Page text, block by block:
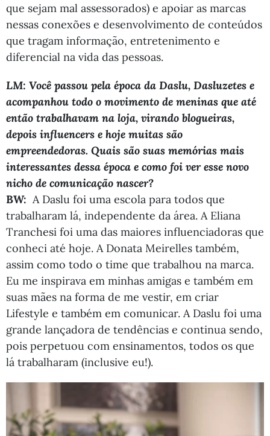
que sejam mal assessorados) e apoiar as marcas
nessas conexões e desenvolvimento de conteúdos
que tragam informação, entretenimento e
diferencial na vida das pessoas.
LM: Você passou pela época da Daslu, Dasluzetes e
acompanhou todo o movimento de meninas que até
então trabalhavam na loja, virando blogueiras,
depois influencers e hoje muitas são
empreendedoras. Quais são suas memórias mais
interessantes dessa época e como foi ver esse novo
nicho de comunicação nascer?
BW: A Daslu foi uma escola para todos que
trabalharam lá, independente da área. A Eliana
Tranchesi foi uma das maiores influenciadoras que
conheci até hoje. A Donata Meirelles também,
assim como todo o time que trabalhou na marca.
Eu me inspirava em minhas amigas e também em
suas mães na forma de me vestir, em criar
Lifestyle e também em comunicar. A Daslu foi uma
grande lançadora de tendências e continua sendo,
pois perpetuou com ensinamentos, todos os que
lá trabalharam (inclusive eu!).